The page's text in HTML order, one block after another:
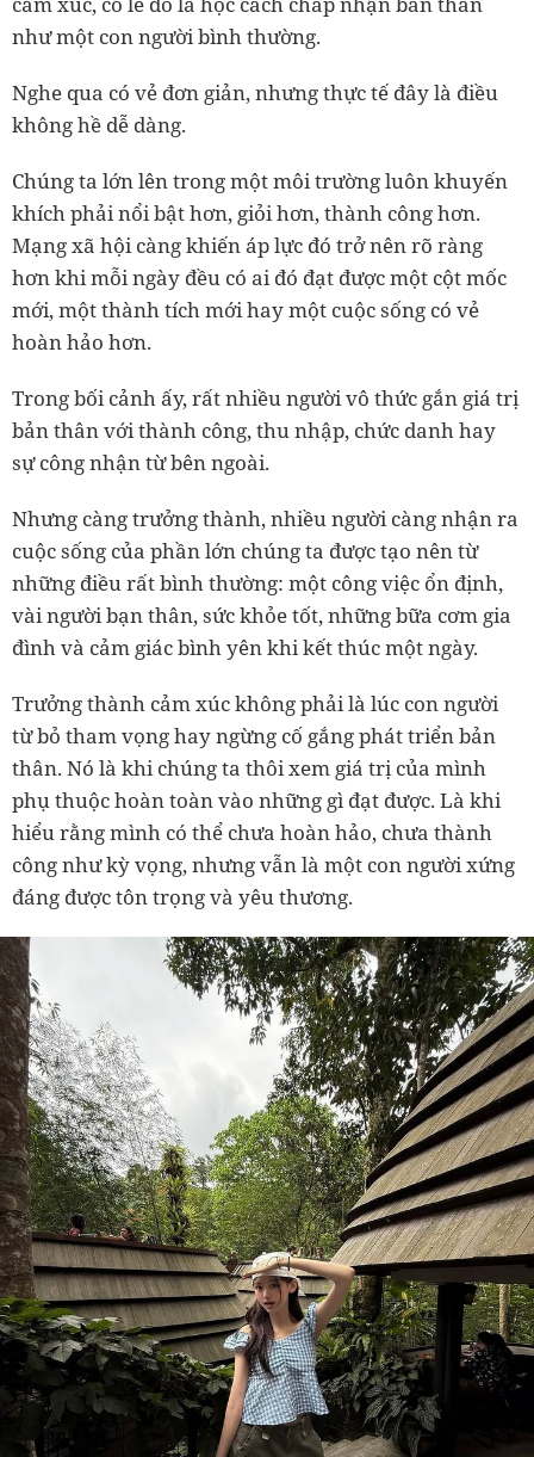
như một con người bình thường.
Nghe qua có vẻ đơn giản, nhưng thực tế đây là điều
không hề dễ dàng.
Chúng ta lớn lên trong một môi trường luôn khuyến
khích phải nổi bật hơn, giỏi hơn, thành công hơn.
Mạng xã hội càng khiến áp lực đó trở nên rõ ràng
hơn khi mỗi ngày đều có ai đó đạt được một cột mốc
mới, một thành tích mới hay một cuộc sống có vẻ
hoàn hảo hơn.
Trong bối cảnh ấy, rất nhiều người vô thức gắn giá trị
bản thân với thành công, thu nhập, chức danh hay
sự công nhận từ bên ngoài.
Nhưng càng trưởng thành, nhiều người càng nhận ra
cuộc sống của phần lớn chúng ta được tạo nên từ
những điều rất bình thường: một công việc ổn định,
vài người bạn thân, sức khỏe tốt, những bữa cơm gia
đình và cảm giác bình yên khi kết thúc một ngày.
Trưởng thành cảm xúc không phải là lúc con người
từ bỏ tham vọng hay ngừng cố gắng phát triển bản
thân. Nó là khi chúng ta thôi xem giá trị của mình
phụ thuộc hoàn toàn vào những gì đạt được. Là khi
hiểu rằng mình có thể chưa hoàn hảo, chưa thành
công như kỳ vọng, nhưng vẫn là một con người xứng
đáng được tôn trọng và yêu thương.